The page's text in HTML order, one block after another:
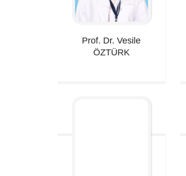
Prof. Dr. Vesile
ÖZTÜRK